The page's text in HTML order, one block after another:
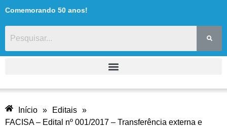
Comemorando 50 anos!
Início » Editais »
FACISA – Edital nº 001/2017 – Transferência externa e